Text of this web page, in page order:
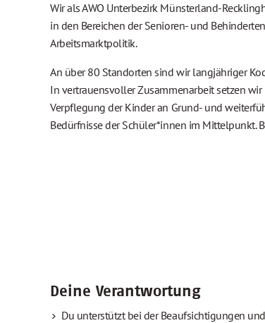
Wir als AWO Unterbezirk Münsterland-
in den Bereichen der Senioren- und
Arbeitsmarktpolitik.
An über 80 Standorten sind wir langjähriger
In vertrauensvoller Zusammenarbeit setzen
Verpflegung der Kinder an Grund- und
Bedürfnisse der Schüler*innen im Mittelpunkt.
Deine Verantwortung
Du unterstützt bei der Beaufsichtigungen